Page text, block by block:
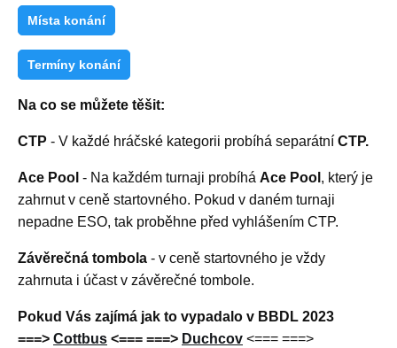
Místa konání
Termíny konání
Na co se můžete těšit:
CTP - V každé hráčské kategorii probíhá separátní CTP.
Ace Pool - Na každém turnaji probíhá Ace Pool , který je
zahrnut v ceně startovného. Pokud v daném turnaji
nepadne ESO, tak proběhne před vyhlášením CTP.
Závěrečná tombola - v ceně startovného je vždy
zahrnuta i účast v závěrečné tombole.
Pokud Vás zajímá jak to vypadalo v BBDL 2023
===> Cottbus <=== ===> Duchcov <=== ===>